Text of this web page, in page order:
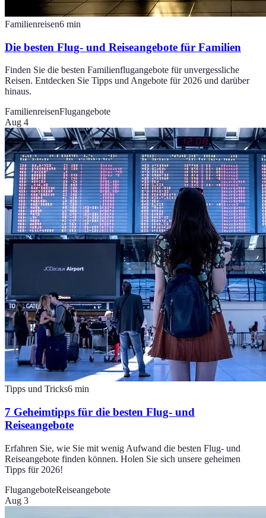
Familienreisen6 min
Die besten Flug- und Reiseangebote für Familien
Finden Sie die besten Familienflugangebote für unvergessliche
Reisen. Entdecken Sie Tipps und Angebote für 2026 und darüber
hinaus.
FamilienreisenFlugangebote
Aug 4
Tipps und Tricks6 min
7 Geheimtipps für die besten Flug- und
Reiseangebote
Erfahren Sie, wie Sie mit wenig Aufwand die besten Flug- und
Reiseangebote finden können. Holen Sie sich unsere geheimen
Tipps für 2026!
FlugangeboteReiseangebote
Aug 3